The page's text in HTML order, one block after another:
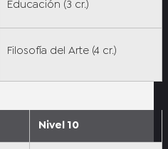
Educación (3 cr.)
Filosofía del Arte (4 cr.)
Nivel 10